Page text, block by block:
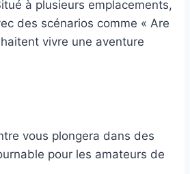
à plusieurs emplacements,
des scénarios comme « Are
vivre une aventure
vous plongera dans des
pour les amateurs de